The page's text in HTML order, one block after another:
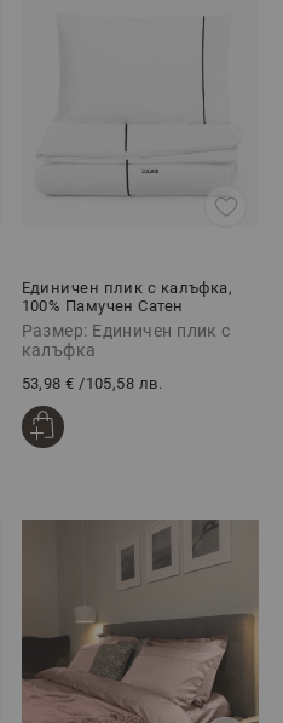
Единичен плик с калъфка,
100% Памучен Сатен
ПРЕМИУМ СТАЙЛ ЧЕРНО, 2
части
Размер: Единичен плик с
калъфка
53,98 € /105,58 лв.